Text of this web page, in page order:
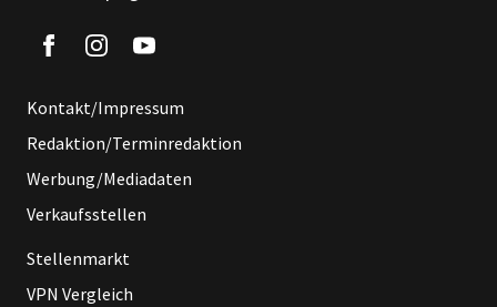
Kontakt/Impressum
Redaktion/Terminredaktion
Werbung/Mediadaten
Verkaufsstellen
Stellenmarkt
VPN Vergleich